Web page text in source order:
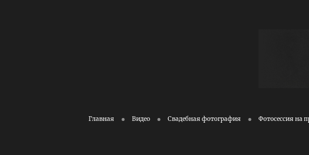
Главная Видео Свадебная фотография Фотосессия на